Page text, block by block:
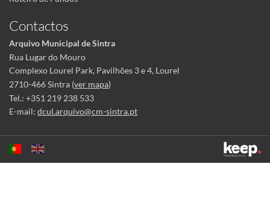
Contactos
Arquivo Municipal de Sintra
Rua Lugar do Mouro
Complexo Lourel Park, Pavilhões 3 e 4, Lourel
2710-466 Sintra (ver mapa)
Tel.: +351 219 238 533
E-mail: dcul.arquivo@cm-sintra.pt